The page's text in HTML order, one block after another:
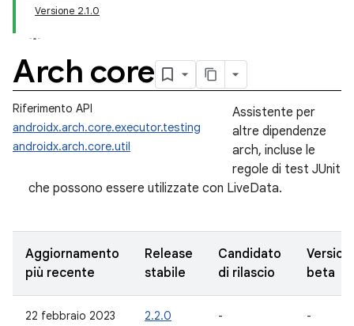
Versione 2.1.0
Arch core
Riferimento API
androidx.arch.core.executor.testing
androidx.arch.core.util
Assistente per
altre dipendenze
arch, incluse le
regole di test JUnit
che possono essere utilizzate con LiveData.
Aggiornamento
più recente
Release
stabile
Candidato
di rilascio
beta
22 febbraio 2023 2.2.0 - -